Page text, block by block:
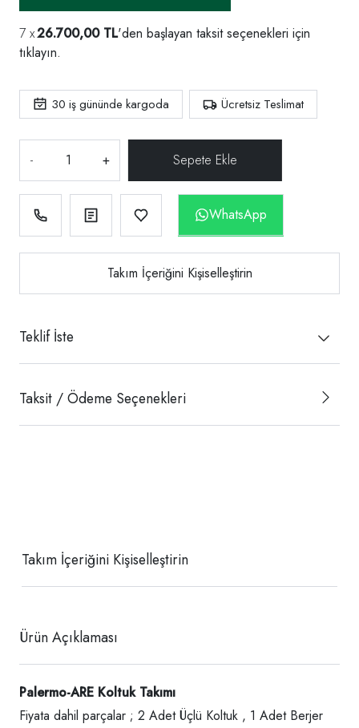
26.700,00 TL'den başlayan taksit seçenekleri için
tıklayın.
30 iş gününde kargoda Ücretsiz Teslimat
- +
WhatsApp
Takım İçeriğini Kişiselleştirin
Teklif İste
Taksit / Ödeme Seçenekleri
Takım İçeriğini Kişiselleştirin
Ürün Açıklaması
Palermo-ARE Koltuk Takımı
Fiyata dahil parçalar ; 2 Adet Üçlü Koltuk , 1 Adet Berjer